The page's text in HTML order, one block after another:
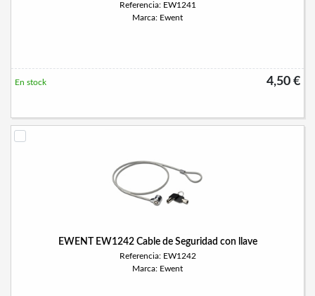
Referencia: EW1241
Marca: Ewent
4,50 €
En stock
EWENT EW1242 Cable de Seguridad con llave
Referencia: EW1242
Marca: Ewent